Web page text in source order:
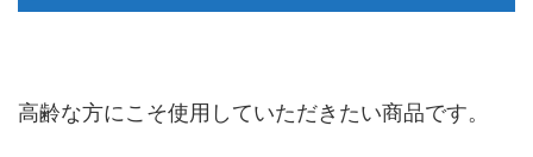
高齢な方にこそ使用していただきたい商品です。